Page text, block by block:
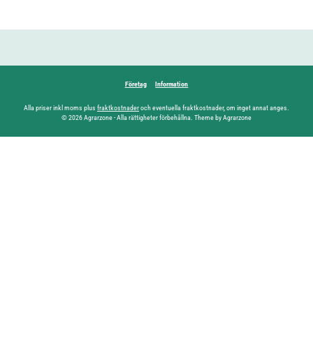
Företag Information
Alla priser inkl moms plus fraktkostnaderoch eventuella fraktkostnader, om inget annat anges.
© 2026 Agrarzone - Alla rättigheter förbehållna. Theme by Agrarzone